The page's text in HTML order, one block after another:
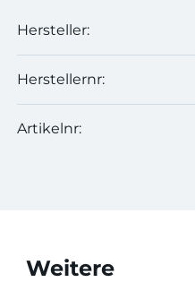
Hersteller:
Herstellernr:
Artikelnr:
Weitere